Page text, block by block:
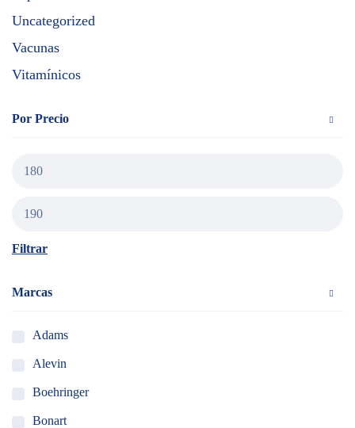
Uncategorized
Vacunas
Vitamínicos
Por Precio
Filtrar
Marcas
Adams
Alevin
Boehringer
Bonart